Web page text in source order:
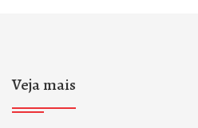
Veja mais